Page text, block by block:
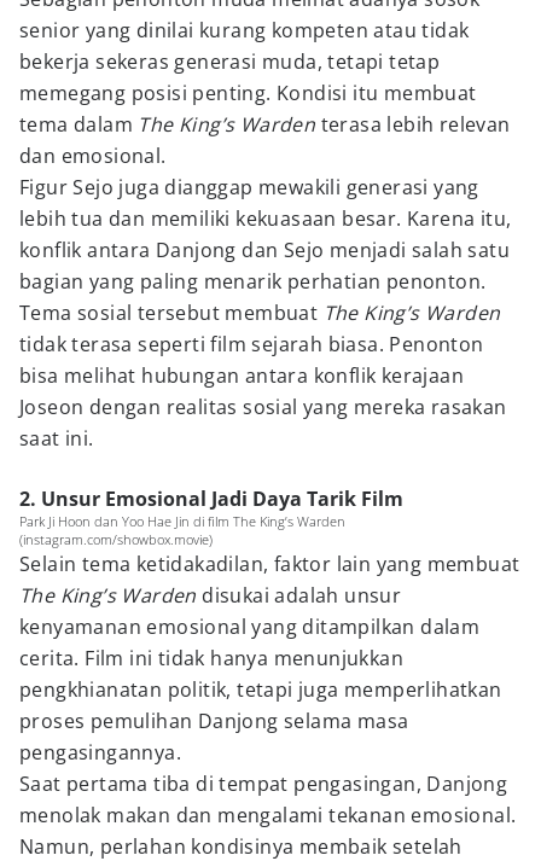
senior yang dinilai kurang kompeten atau tidak
bekerja sekeras generasi muda, tetapi tetap
memegang posisi penting. Kondisi itu membuat
tema dalam The King’s Warden terasa lebih relevan
dan emosional.
Figur Sejo juga dianggap mewakili generasi yang
lebih tua dan memiliki kekuasaan besar. Karena itu,
konflik antara Danjong dan Sejo menjadi salah satu
bagian yang paling menarik perhatian penonton.
Tema sosial tersebut membuat The King’s Warden
tidak terasa seperti film sejarah biasa. Penonton
bisa melihat hubungan antara konflik kerajaan
Joseon dengan realitas sosial yang mereka rasakan
saat ini.
2. Unsur Emosional Jadi Daya Tarik Film
Park Ji Hoon dan Yoo Hae Jin di film The King’s Warden
(instagram.com/showbox.movie)
Selain tema ketidakadilan, faktor lain yang membuat
The King’s Warden disukai adalah unsur
kenyamanan emosional yang ditampilkan dalam
cerita. Film ini tidak hanya menunjukkan
pengkhianatan politik, tetapi juga memperlihatkan
proses pemulihan Danjong selama masa
pengasingannya.
Saat pertama tiba di tempat pengasingan, Danjong
menolak makan dan mengalami tekanan emosional.
Namun, perlahan kondisinya membaik setelah